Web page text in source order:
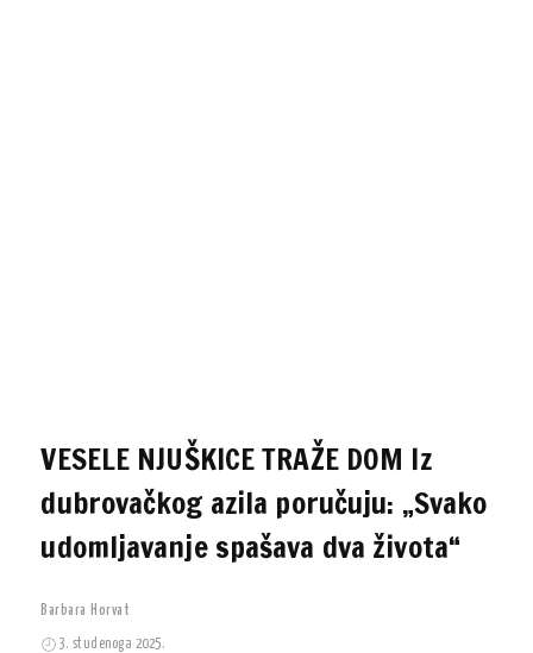
VESELE NJUŠKICE TRAŽE DOM Iz
dubrovačkog azila poručuju: „Svako
udomljavanje spašava dva života“
Barbara Horvat
3. studenoga 2025.